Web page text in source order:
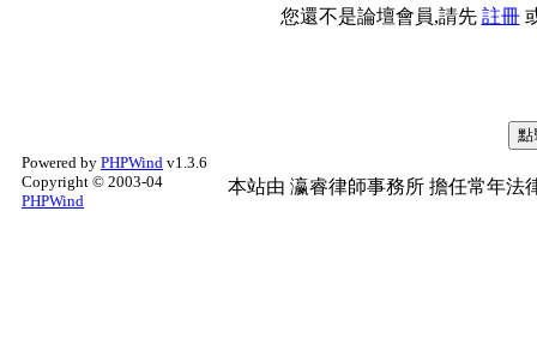
您還不是論壇會員,請先 註冊
Powered by PHPWind v1.3.6
Copyright © 2003-04
PHPWind
本站由 瀛睿律師事務所 擔任常年法